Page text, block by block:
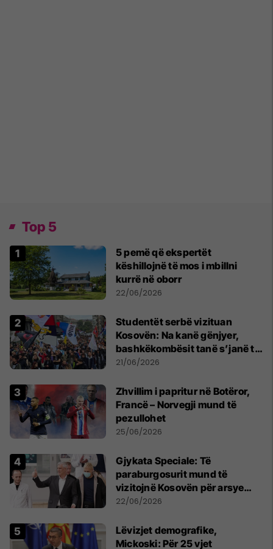
Top 5
5 pemë që ekspertët
këshillojnë të mos i mbillni
kurrë në oborr
22/06/2026
Studentët serbë vizituan
Kosovën: Na kanë gënjyer,
bashkëkombësit tanë s’janë të
shtypur
21/06/2026
Zhvillim i papritur në Botëror,
Francë – Norvegji mund të
pezullohet
25/06/2026
​Gjykata Speciale: Të
paraburgosurit mund të
vizitojnë Kosovën për arsye
humanitare
22/06/2026
Lëvizjet demografike,
Mickoski: Për 25 vjet